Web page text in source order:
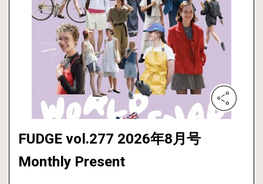
FUDGE vol.277 2026年8月号
Monthly Present